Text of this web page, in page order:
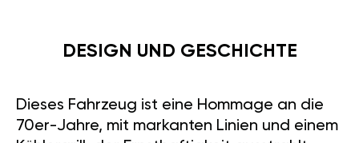
DESIGN UND GESCHICHTE
Dieses Fahrzeug ist eine Hommage an die
70er-Jahre, mit markanten Linien und einem